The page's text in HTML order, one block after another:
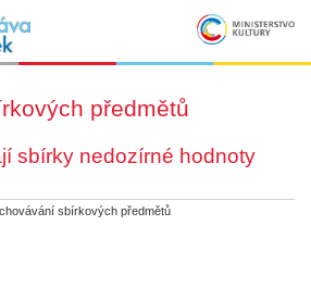
předmětů
sbírky nedozírné hodnoty
sbírkových předmětů